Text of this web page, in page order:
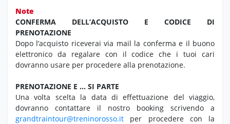
Note
CONFERMA DELL’ACQUISTO E CODICE DI
PRENOTAZIONE
Dopo l’acquisto riceverai via mail la conferma e il buono
elettronico da regalare con il codice che i tuoi cari
dovranno usare per procedere alla prenotazione.
PRENOTAZIONE E … SI PARTE
Una volta scelta la data di effettuazione del viaggio,
dovranno contattare il nostro booking scrivendo a
grandtraintour@treninorosso.it per procedere con la